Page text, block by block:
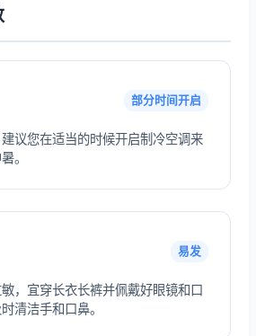
部分时间开启
议您在适当的时候开启制冷空调来
。
易发
，宜穿长衣长裤并佩戴好眼镜和口
清洁手和口鼻。